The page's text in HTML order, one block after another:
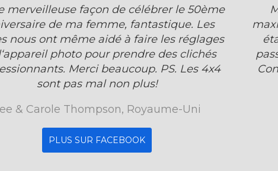
merveilleuse façon de célébrer le 50ème
de ma femme, fantastique. Les
nous ont même aidé à faire les réglages
photo pour prendre des clichés
Merci beaucoup. PS. Les 4x4
sont pas mal non plus!
& Carole Thompson, Royaume-Uni
PLUS SUR FACEBOOK